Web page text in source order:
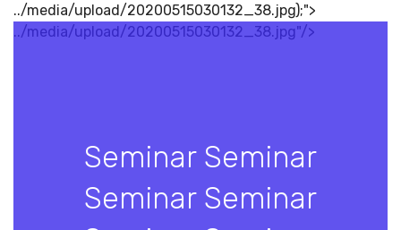
../media/upload/20200515030132_38.jpg);">
../media/upload/20200515030132_38.jpg"/>
Seminar Seminar
Seminar Seminar